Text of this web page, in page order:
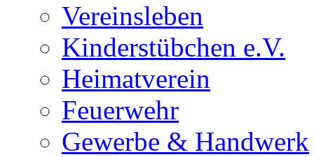
Vereinsleben
Kinderstübchen e.V.
Heimatverein
Feuerwehr
Gewerbe & Handwerk